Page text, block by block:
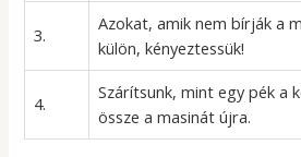
3.
Azokat, amik nem bírják a
külön, kényeztessük!
4.
Szárítsunk, mint egy pék a
össze a masinát újra.